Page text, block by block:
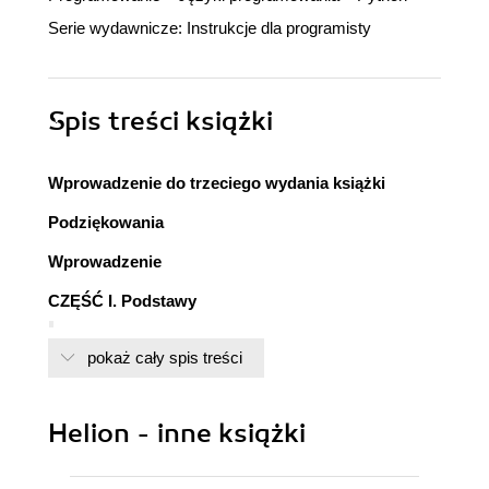
Serie wydawnicze: Instrukcje dla programisty
Spis treści książki
Wprowadzenie do trzeciego wydania książki
Podziękowania
Wprowadzenie
CZĘŚĆ I. Podstawy
Przygotowanie środowiska
Wykonanie fragmentu kodu w Pythonie
pokaż cały spis treści
Helion - inne książki